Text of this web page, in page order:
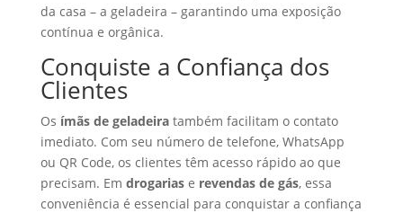
da casa – a geladeira – garantindo uma exposição
contínua e orgânica.
Conquiste a Confiança dos
Clientes
Os ímãs de geladeiratambém facilitam o contato
imediato. Com seu número de telefone, WhatsApp
ou QR Code, os clientes têm acesso rápido ao que
precisam. Em drogariase revendas de gás, essa
conveniência é essencial para conquistar a confiança